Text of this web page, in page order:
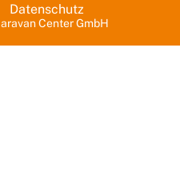
Center GmbH
Datenschutz